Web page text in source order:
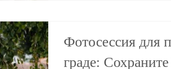
Фотосессия для
граде: